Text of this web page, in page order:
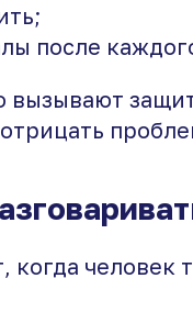
после
вызывают
человек